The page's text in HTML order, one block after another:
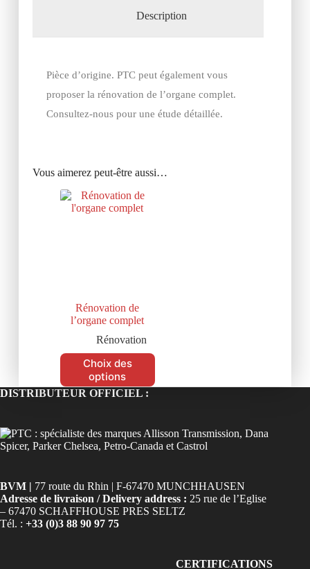
Description
Pièce d’origine. PTC peut également vous
proposer la rénovation de l’organe complet.
Consultez-nous pour une étude détaillée.
Vous aimerez peut-être aussi…
Rénovation de
l’organe complet
Rénovation
Choix des
options
DISTRIBUTEUR OFFICIEL :
BVM | 77 route du Rhin | F-67470 MUNCHHAUSEN
Adresse de livraison / Delivery address : 25 rue de l’Eglise
– 67470 SCHAFFHOUSE PRES SELTZ
Tél. : +33 (0)3 88 90 97 75
CERTIFICATIONS